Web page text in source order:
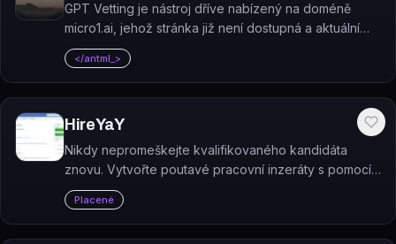
GPT Vetting je nástroj dříve nabízený na doméně
micro1.ai, jehož stránka již není dostupná a aktuální
web micro1.ai jej neuvádí mezi svými produkty.
</antml_>
HireYaY
Nikdy nepromeškejte kvalifikovaného kandidáta
znovu. Vytvořte poutavé pracovní inzeráty s pomocí
AI. Distribuujte je v jediném kliknutí milionům uchazečů
o práci.
Placené